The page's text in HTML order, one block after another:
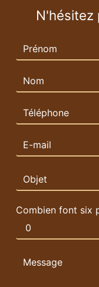
N'hésitez
Combien font six